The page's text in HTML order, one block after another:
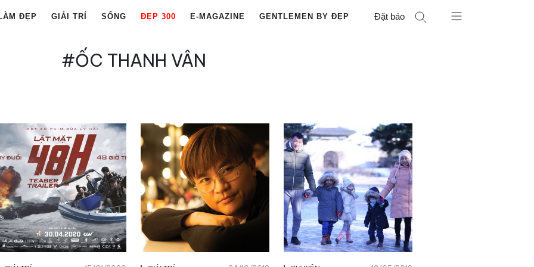
ĐẸP GIẢI TRÍ SỐNG ĐẸP 300 E-MAGAZINE GENTLEMEN BY ĐẸP Đặt báo
#ỐC THANH VÂN